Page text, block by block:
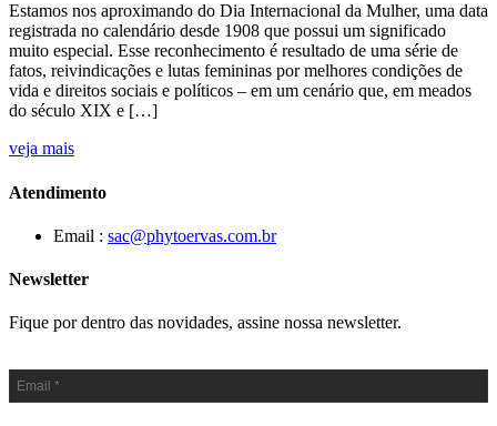
Estamos nos aproximando do Dia Internacional da Mulher, uma data
registrada no calendário desde 1908 que possui um significado
muito especial. Esse reconhecimento é resultado de uma série de
fatos, reivindicações e lutas femininas por melhores condições de
vida e direitos sociais e políticos – em um cenário que, em meados
do século XIX e […]
veja mais
Atendimento
Email : sac@phytoervas.com.br
Newsletter
Fique por dentro das novidades, assine nossa newsletter.